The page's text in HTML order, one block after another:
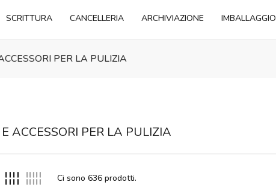
SCRITTURA CANCELLERIA ARCHIVIAZIONE IMBALLAGGIO
PER LA PULIZIA
ACCESSORI PER LA PULIZIA
Ci sono 636 prodotti.